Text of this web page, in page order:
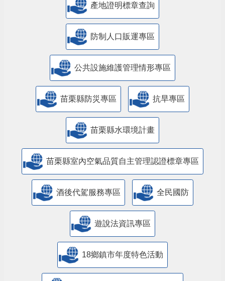
產地證明標章查詢
防制人口販運專區
​公共設施維護管理情形專區
苗栗縣防災專區 抗旱專區
苗栗縣水環境計畫
苗栗縣室內空氣品質自主管理認證標章專區
酒後代駕服務專區 全民國防
遊說法資訊專區
18鄉鎮市年度特色活動